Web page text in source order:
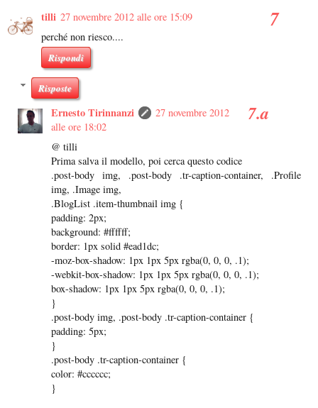
tilli 27 novembre 2012 alle ore 15:09
perché non riesco....
Rispondi
Risposte
Ernesto Tirinnanzi
27 novembre 2012
alle ore 18:02
@ tilli
Prima salva il modello, poi cerca questo codice
.post-body img, .post-body .tr-caption-container, .Profile
img, .Image img,
.BlogList .item-thumbnail img {
padding: 2px;
background: #ffffff;
border: 1px solid #ead1dc;
-moz-box-shadow: 1px 1px 5px rgba(0, 0, 0, .1);
-webkit-box-shadow: 1px 1px 5px rgba(0, 0, 0, .1);
box-shadow: 1px 1px 5px rgba(0, 0, 0, .1);
}
.post-body img, .post-body .tr-caption-container {
padding: 5px;
}
.post-body .tr-caption-container {
color: #cccccc;
}